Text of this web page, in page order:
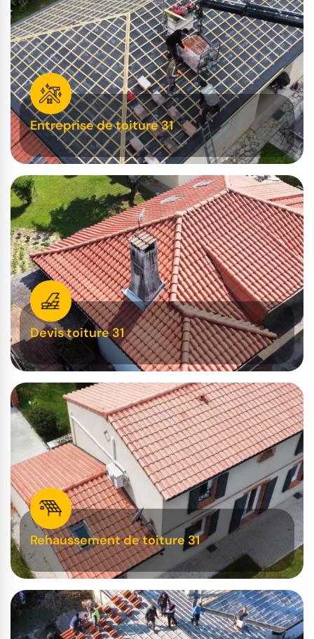
Entreprise de toiture 31
Devis toiture 31
Rehaussement de toiture 31